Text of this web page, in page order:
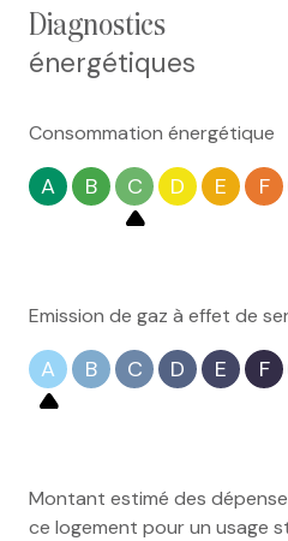
diagnostics
énergétiques
Consommation énergétique
A B C D E F
Emission de gaz à effet de
A B C D E F
Montant estimé des
ce logement pour un usage